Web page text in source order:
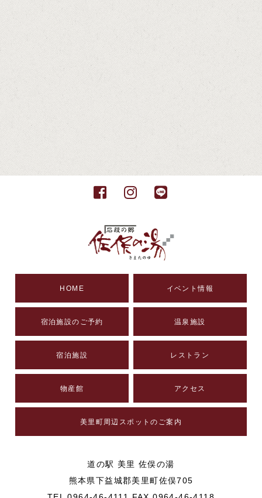
HOME イベント情報
宿泊施設のご予約 温泉施設
宿泊施設 レストラン
物産館 アクセス
美里町周辺スポットのご案内
道の駅 美里 佐俣の湯
熊本県下益城郡美里町佐俣705